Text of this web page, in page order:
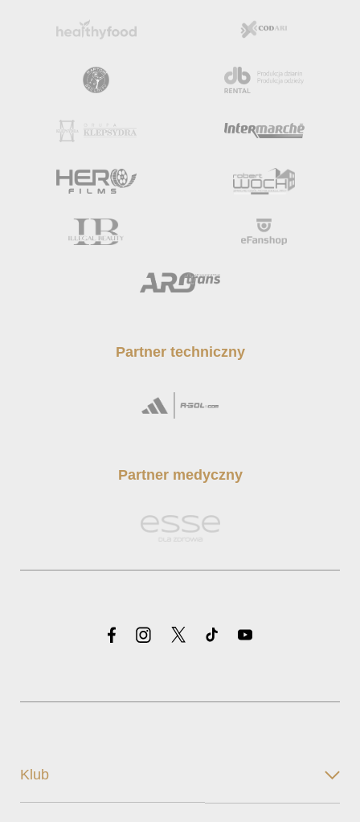
Partner techniczny
Partner medyczny
Klub